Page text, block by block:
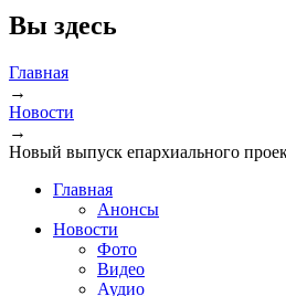
Вы здесь
Главная
→
Новости
→
Новый выпуск епархиального
Главная
Анонсы
Новости
Фото
Видео
Аудио